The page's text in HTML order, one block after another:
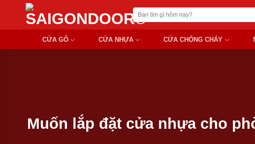
Chuyển
nội
Tìm
kiếm:
CỬA GỖ CỬA NHỰA CỬA CHỐNG CHÁY
Muốn lắp đặt cửa nhựa cho